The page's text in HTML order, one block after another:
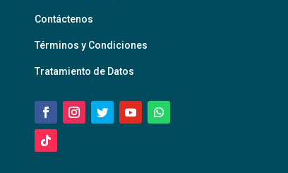
Contáctenos
Términos y Condiciones
Tratamiento de Datos